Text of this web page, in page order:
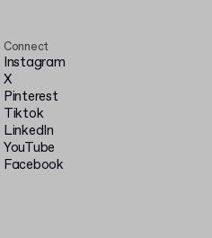
Connect
Instagram
X
Pinterest
Tiktok
LinkedIn
YouTube
Facebook